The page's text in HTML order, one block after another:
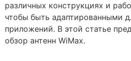
различных конструкциях и
чтобы быть адаптированными
приложений. В этой статье
обзор антенн WiMax.